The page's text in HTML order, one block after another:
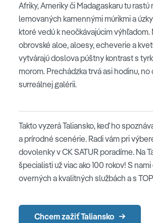
Afriky, Ameriky či Madagaskaru tu rastú
lemovaných kamennými múrikmi a
ktoré vedú k neočkávajúcim výhľadom.
obrovské aloe, aloesy, echeverie a
vytvárajú doslova púštny kontrast s
morom. Prechádzka trvá asi hodinu, no
surreálnej galérii.
Takto vyzerá Taliansko, keď ho
a prírodné scenérie. Radi vám pri
dovolenky v CK SATUR poradíme. Na
špecialisti už viac ako 100 rokov! S
overných a kvalitných službách a s
Chcem zažiť Taliansko